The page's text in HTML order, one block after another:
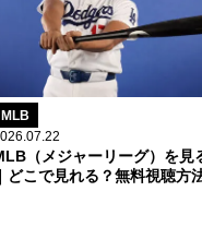
MLB
（メジャーリーグ）を見
｜どこで見れる？無料視聴方